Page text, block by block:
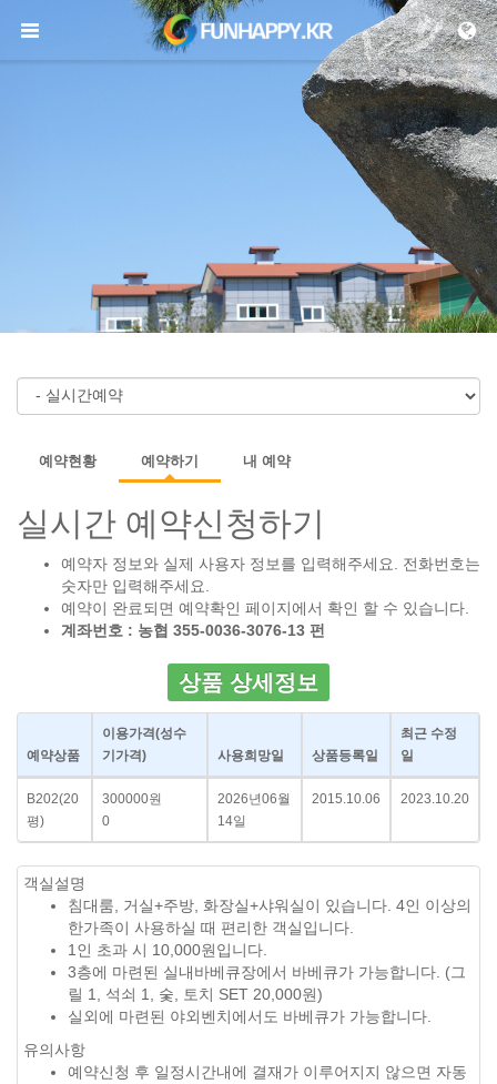
메뉴 건너뛰기
예약현황 예약하기 내 예약
실시간 예약신청하기
예약자 정보와 실제 사용자 정보를 입력해주세요. 전화번호는
숫자만 입력해주세요.
예약이 완료되면 예약확인 페이지에서 확인 할 수 있습니다.
계좌번호 : 농협 355-0036-3076-13 펀
상품 상세정보
예약상품
이용가격(성수
기가격)
사용희망일 상품등록일
최근 수정
일
B202(20
평)
300000원
0
2026년06월
14일
2015.10.06 2023.10.20
객실설명
침대룸, 거실+주방, 화장실+샤워실이 있습니다. 4인 이상의
한가족이 사용하실 때 편리한 객실입니다.
1인 초과 시 10,000원입니다.
3층에 마련된 실내바베큐장에서 바베큐가 가능합니다. (그
릴 1, 석쇠 1, 숯, 토치 SET 20,000원)
실외에 마련된 야외벤치에서도 바베큐가 가능합니다.
유의사항
예약신청 후 일정시간내에 결재가 이루어지지 않으면 자동